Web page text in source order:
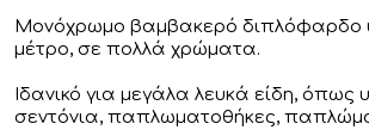
Μονόχρωμο βαμβακερό διπλόφαρδο
μέτρο, σε πολλά χρώματα.
Ιδανικό για μεγάλα λευκά είδη, όπως
σεντόνια, παπλωματοθήκες,